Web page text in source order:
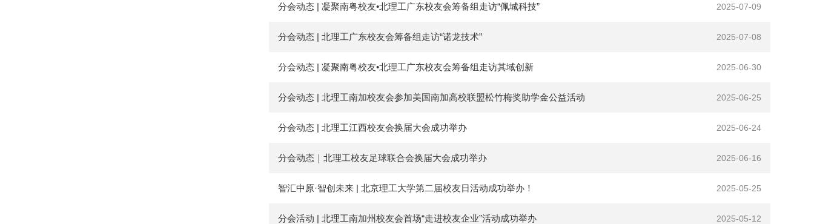
2025-07-09
分会动态 | 凝聚南粤校友•北理工广东校友会筹备组走访“佩城科技”
2025-07-08
分会动态 | 北理工广东校友会筹备组走访“诺龙技术”
2025-06-30
分会动态 | 凝聚南粤校友•北理工广东校友会筹备组走访其域创新
2025-06-25
分会动态 | 北理工南加校友会参加美国南加高校联盟松竹梅奖助学金公益活动
2025-06-24
分会动态 | 北理工江西校友会换届大会成功举办
2025-06-16
分会动态｜北理工校友足球联合会换届大会成功举办
2025-05-25
智汇中原·智创未来 | 北京理工大学第二届校友日活动成功举办！
2025-05-12
分会活动 | 北理工南加州校友会首场“走进校友企业”活动成功举办